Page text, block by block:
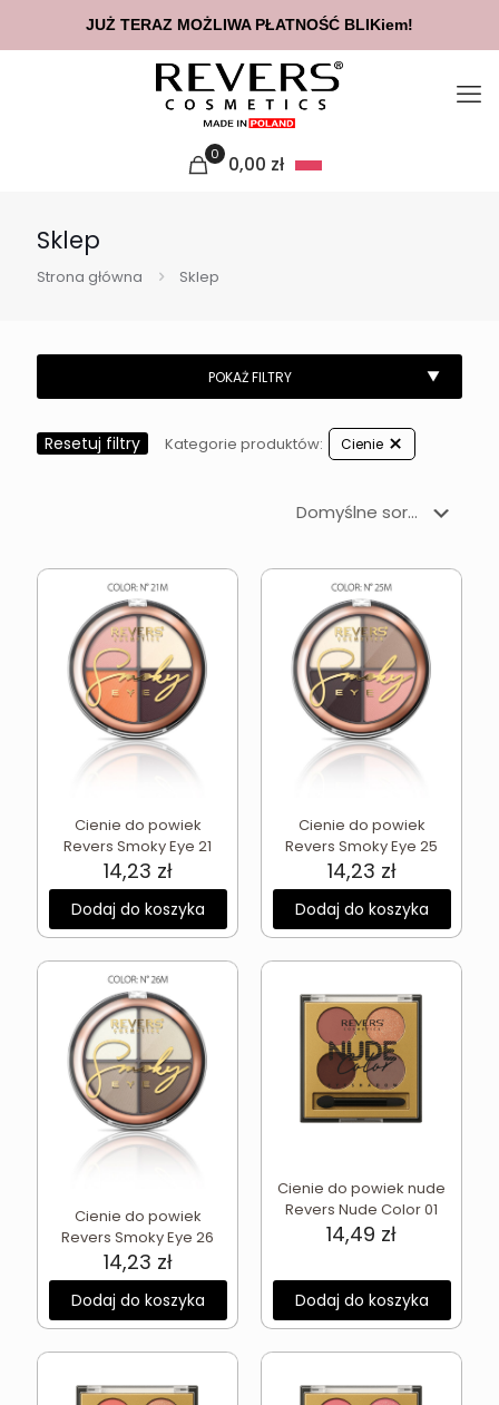
0 0,00 zł
Sklep
Strona główna Sklep
Resetuj filtry Kategorie produktów: Cienie
Cienie do powiek
Revers Smoky Eye 21
14,23 zł
Dodaj do koszyka
Cienie do powiek
Revers Smoky Eye 25
14,23 zł
Dodaj do koszyka
Cienie do powiek
Revers Smoky Eye 26
14,23 zł
Dodaj do koszyka
Cienie do powiek nude
Revers Nude Color 01
14,49 zł
Dodaj do koszyka
JUŻ TERAZ MOŻLIWA PŁATNOŚĆ BLIKiem!